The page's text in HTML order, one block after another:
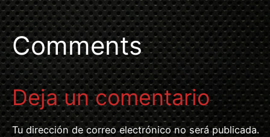
Comments
Deja un comentario
Tu dirección de correo electrónico no será publicada.